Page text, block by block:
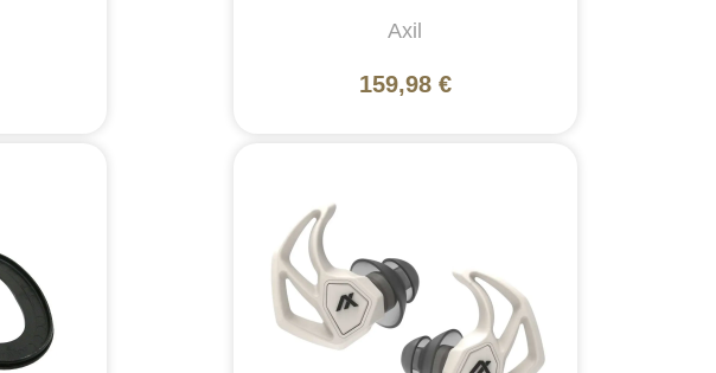
Axil
159,98 €